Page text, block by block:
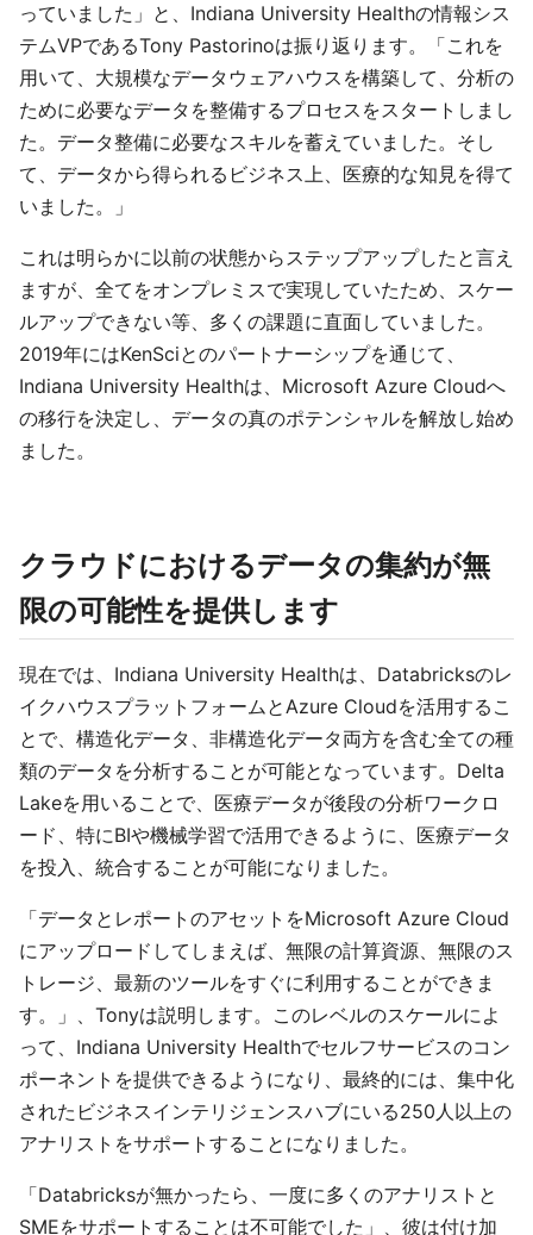
っていました」と、Indiana University Healthの情報シス
テムVPであるTony Pastorinoは振り返ります。「これを
用いて、大規模なデータウェアハウスを構築して、分析の
ために必要なデータを整備するプロセスをスタートしまし
た。データ整備に必要なスキルを蓄えていました。そし
て、データから得られるビジネス上、医療的な知見を得て
いました。」
これは明らかに以前の状態からステップアップしたと言え
ますが、全てをオンプレミスで実現していたため、スケー
ルアップできない等、多くの課題に直面していました。
2019年にはKenSciとのパートナーシップを通じて、
Indiana University Healthは、Microsoft Azure Cloudへ
の移行を決定し、データの真のポテンシャルを解放し始め
ました。
クラウドにおけるデータの集約が無
限の可能性を提供します
現在では、Indiana University Healthは、Databricksのレ
イクハウスプラットフォームとAzure Cloudを活用するこ
とで、構造化データ、非構造化データ両方を含む全ての種
類のデータを分析することが可能となっています。Delta
Lakeを用いることで、医療データが後段の分析ワークロ
ード、特にBIや機械学習で活用できるように、医療データ
を投入、統合することが可能になりました。
「データとレポートのアセットをMicrosoft Azure Cloud
にアップロードしてしまえば、無限の計算資源、無限のス
トレージ、最新のツールをすぐに利用することができま
す。」、Tonyは説明します。このレベルのスケールによ
って、Indiana University Healthでセルフサービスのコン
ポーネントを提供できるようになり、最終的には、集中化
されたビジネスインテリジェンスハブにいる250人以上の
アナリストをサポートすることになりました。
「Databricksが無かったら、一度に多くのアナリストと
SMEをサポートすることは不可能でした」、彼は付け加